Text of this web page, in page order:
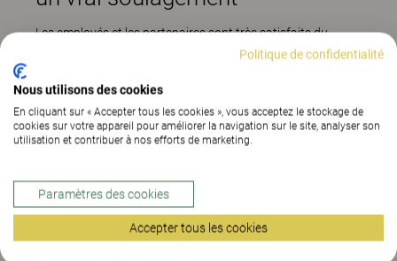
Les employés et les partenaires sont très satisfaits du
nouvel environnement de travail. Le plus grand compliment
qu’ils ont reçu est que c’est devenu un lieu de travail
espaces ouverts où les problèmes acoustiques sont
fréquents. La coopération entre Kinnarps et Galapagos
s’est également déroulée sans heurts, où quelques
éventuels obstacles ayant été résolus rapidement et
Politique de confidentialité
Nous utilisons des cookies
En cliquant sur « Accepter tous les cookies », vous acceptez le stockage de
cookies sur votre appareil pour améliorer la navigation sur le site, analyser son
utilisation et contribuer à nos efforts de marketing.
Paramètres des cookies
Accepter tous les cookies